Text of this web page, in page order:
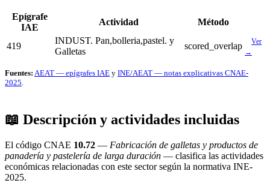
Epígrafe
IAE
Actividad Método
419
INDUST. Pan,bolleria,pastel. y
Galletas
scored_overlap
Ver
→
Fuentes: AEAT — epígrafes IAE y INE/AEAT — notas explicativas CNAE-
2025
📖 Descripción y actividades incluidas
El código CNAE 10.72 — Fabricación de galletas y productos de
panadería y pastelería de larga duración — clasifica las actividades
económicas relacionadas con este sector según la normativa INE-
2025.